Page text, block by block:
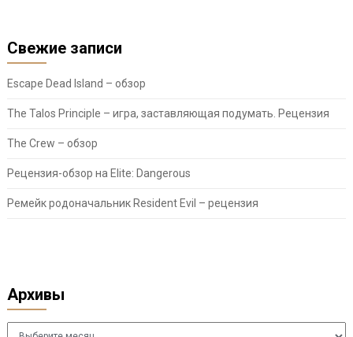
Свежие записи
Escape Dead Island – обзор
The Talos Principle – игра, заставляющая подумать. Рецензия
The Crew – обзор
Рецензия-обзор на Elite: Dangerous
Ремейк родоначальник Resident Evil – рецензия
Архивы
Архивы